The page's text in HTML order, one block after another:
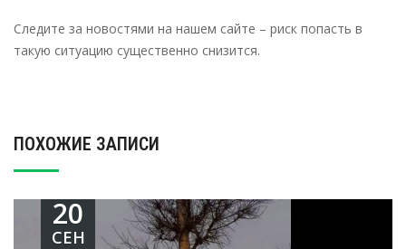
Следите за новостями на нашем сайте – риск попасть в
такую ситуацию существенно снизится.
ПОХОЖИЕ ЗАПИСИ
20
СЕН